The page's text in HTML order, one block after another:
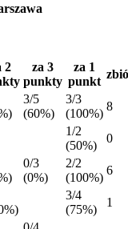
2
za 3
punkty
za 1
punkt
3/5
(60%)
3/3
(100%)
8
1/2
(50%)
0
0/3
(0%)
2/2
(100%)
6
3/4
(75%)
1